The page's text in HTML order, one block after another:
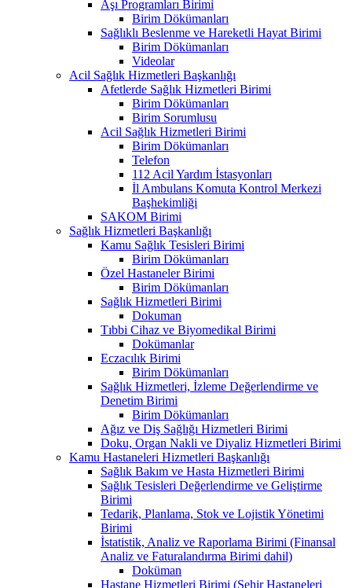
Aşı Programları Birimi
Birim Dökümanları
Sağlıklı Beslenme ve Hareketli Hayat Birimi
Birim Dökümanları
Videolar
Acil Sağlık Hizmetleri Başkanlığı
Afetlerde Sağlık Hizmetleri Birimi
Birim Dökümanları
Birim Sorumlusu
Acil Sağlık Hizmetleri Birimi
Birim Dökümanları
Telefon
112 Acil Yardım İstasyonları
İl Ambulans Komuta Kontrol Merkezi
Başhekimliği
SAKOM Birimi
Sağlık Hizmetleri Başkanlığı
Kamu Sağlık Tesisleri Birimi
Birim Dökümanları
Özel Hastaneler Birimi
Birim Dökümanları
Sağlık Hizmetleri Birimi
Dokuman
Tıbbi Cihaz ve Biyomedikal Birimi
Dokümanlar
Eczacılık Birimi
Birim Dökümanları
Sağlık Hizmetleri, İzleme Değerlendirme ve
Denetim Birimi
Birim Dökümanları
Ağız ve Diş Sağlığı Hizmetleri Birimi
Doku, Organ Nakli ve Diyaliz Hizmetleri Birimi
Kamu Hastaneleri Hizmetleri Başkanlığı
Sağlık Bakım ve Hasta Hizmetleri Birimi
Sağlık Tesisleri Değerlendirme ve Geliştirme
Birimi
Tedarik, Planlama, Stok ve Lojistik Yönetimi
Birimi
İstatistik, Analiz ve Raporlama Birimi (Finansal
Analiz ve Faturalandırma Birimi dahil)
Doküman
Hastane Hizmetleri Birimi (Şehir Hastaneleri